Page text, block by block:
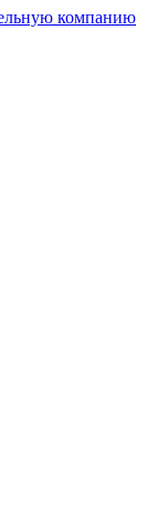
компанию